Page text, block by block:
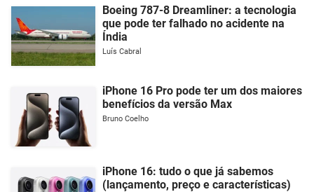
Boeing 787-8 Dreamliner: a tecnologia
que pode ter falhado no acidente na
Índia
Luís Cabral
iPhone 16 Pro pode ter um dos maiores
benefícios da versão Max
Bruno Coelho
iPhone 16: tudo o que já sabemos
(lançamento, preço e características)